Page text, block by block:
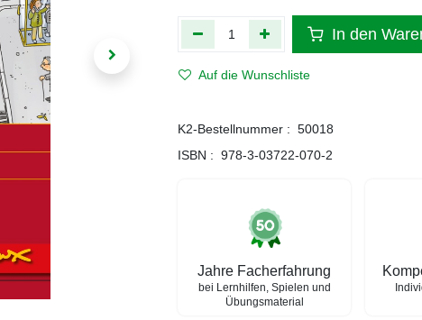
In den
Auf die Wunschliste
K2-Bestellnummer : 50018
ISBN : 978-3-03722-070-2
Jahre Facherfahrung
bei Lernhilfen, Spielen und
Übungsmaterial